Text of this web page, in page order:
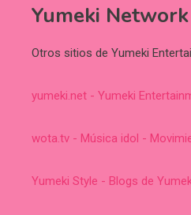
Yumeki Network
Otros sitios de Yumeki
yumeki.net - Yumeki
wota.tv - Música idol -
Yumeki Style - Blogs de